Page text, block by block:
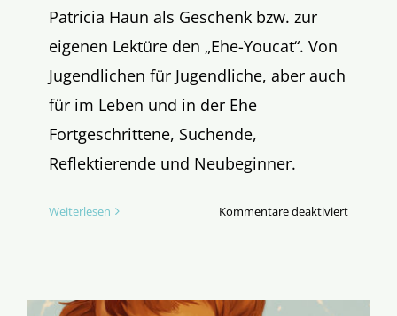
Patricia Haun als Geschenk bzw. zur
eigenen Lektüre den „Ehe-Youcat“. Von
Jugendlichen für Jugendliche, aber auch
für im Leben und in der Ehe
Fortgeschrittene, Suchende,
Reflektierende und Neubeginner.
Weiterlesen Kommentare deaktiviertfür